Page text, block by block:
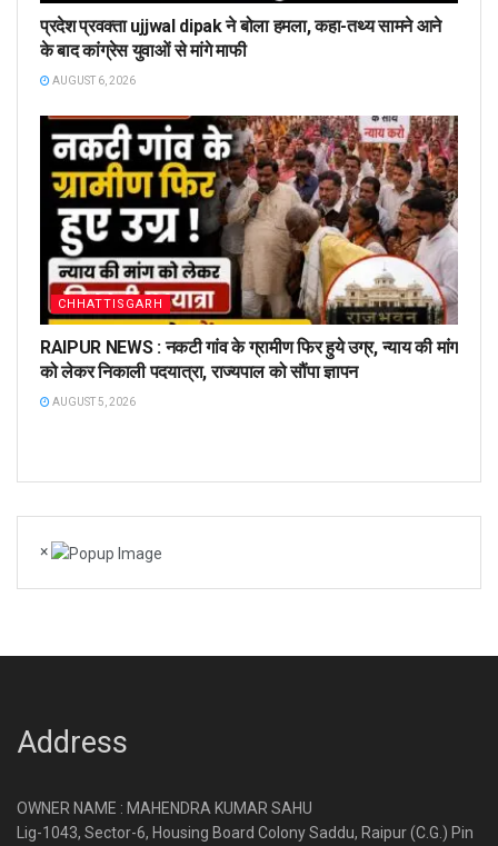
प्रदेश प्रवक्ता ujjwal dipak ने बोला हमला, कहा-तथ्य सामने आने
के बाद कांग्रेस युवाओं से मांगे माफी
AUGUST 6, 2026
CHHATTISGARH
RAIPUR NEWS : नकटी गांव के ग्रामीण फिर हुये उग्र, न्याय की मांग
को लेकर निकाली पदयात्रा, राज्यपाल को सौंपा ज्ञापन
AUGUST 5, 2026
×
Address
OWNER NAME : MAHENDRA KUMAR SAHU
Lig-1043, Sector-6, Housing Board Colony Saddu, Raipur (C.G.) Pin